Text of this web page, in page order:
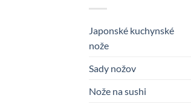
Japonské kuchynské
nože
Sady nožov
Nože na sushi